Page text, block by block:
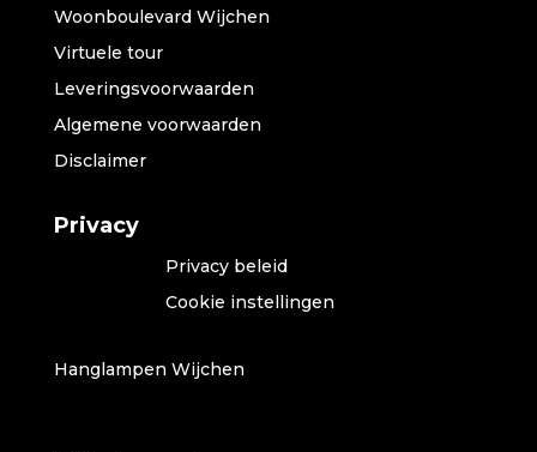
Woonboulevard Wijchen
Virtuele tour
Leveringsvoorwaarden
Algemene voorwaarden
Disclaimer
Privacy
Privacy beleid
Cookie instellingen
Hanglampen Wijchen